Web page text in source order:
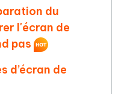
du
l'écran de
pas
d’écran de